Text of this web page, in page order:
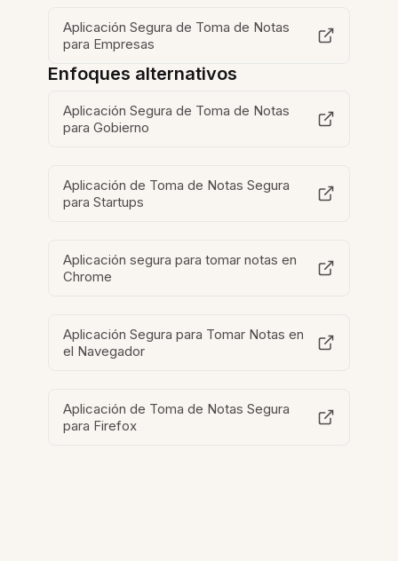
Aplicación Segura de Toma de Notas
para Empresas
Enfoques alternativos
Aplicación Segura de Toma de Notas
para Gobierno
Aplicación de Toma de Notas Segura
para Startups
Aplicación segura para tomar notas en
Chrome
Aplicación Segura para Tomar Notas en
el Navegador
Aplicación de Toma de Notas Segura
para Firefox